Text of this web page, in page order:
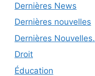
Dernières News
Dernières nouvelles
Dernières Nouvelles.
Droit
Éducation